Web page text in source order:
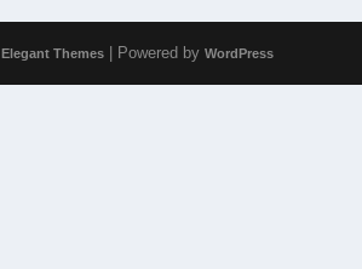
Elegant Themes| Powered by WordPress